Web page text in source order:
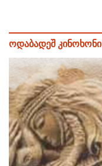
ოდაბადეშ კინოხონი